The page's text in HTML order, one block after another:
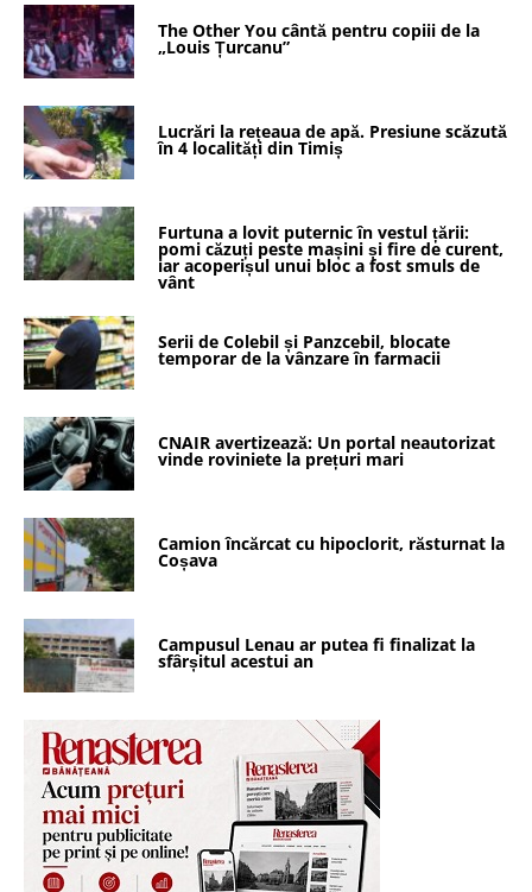
The Other You cântă pentru copiii de la
„Louis Țurcanu”
Lucrări la rețeaua de apă. Presiune scăzută
în 4 localități din Timiș
Furtuna a lovit puternic în vestul țării:
pomi căzuți peste mașini și fire de curent,
iar acoperișul unui bloc a fost smuls de
vânt
Serii de Colebil și Panzcebil, blocate
temporar de la vânzare în farmacii
CNAIR avertizează: Un portal neautorizat
vinde roviniete la prețuri mari
Camion încărcat cu hipoclorit, răsturnat la
Coșava
Campusul Lenau ar putea fi finalizat la
sfârșitul acestui an